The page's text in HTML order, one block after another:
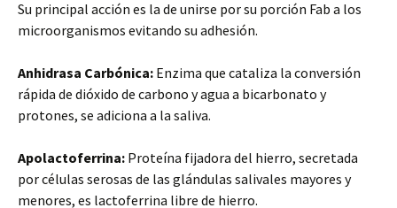
Su principal acción es la de unirse por su porción Fab a los
microorganismos evitando su adhesión.
Anhidrasa Carbónica: Enzima que cataliza la conversión
rápida de dióxido de carbono y agua a bicarbonato y
protones, se adiciona a la saliva.
Apolactoferrina: Proteína fijadora del hierro, secretada
por células serosas de las glándulas salivales mayores y
menores, es lactoferrina libre de hierro.